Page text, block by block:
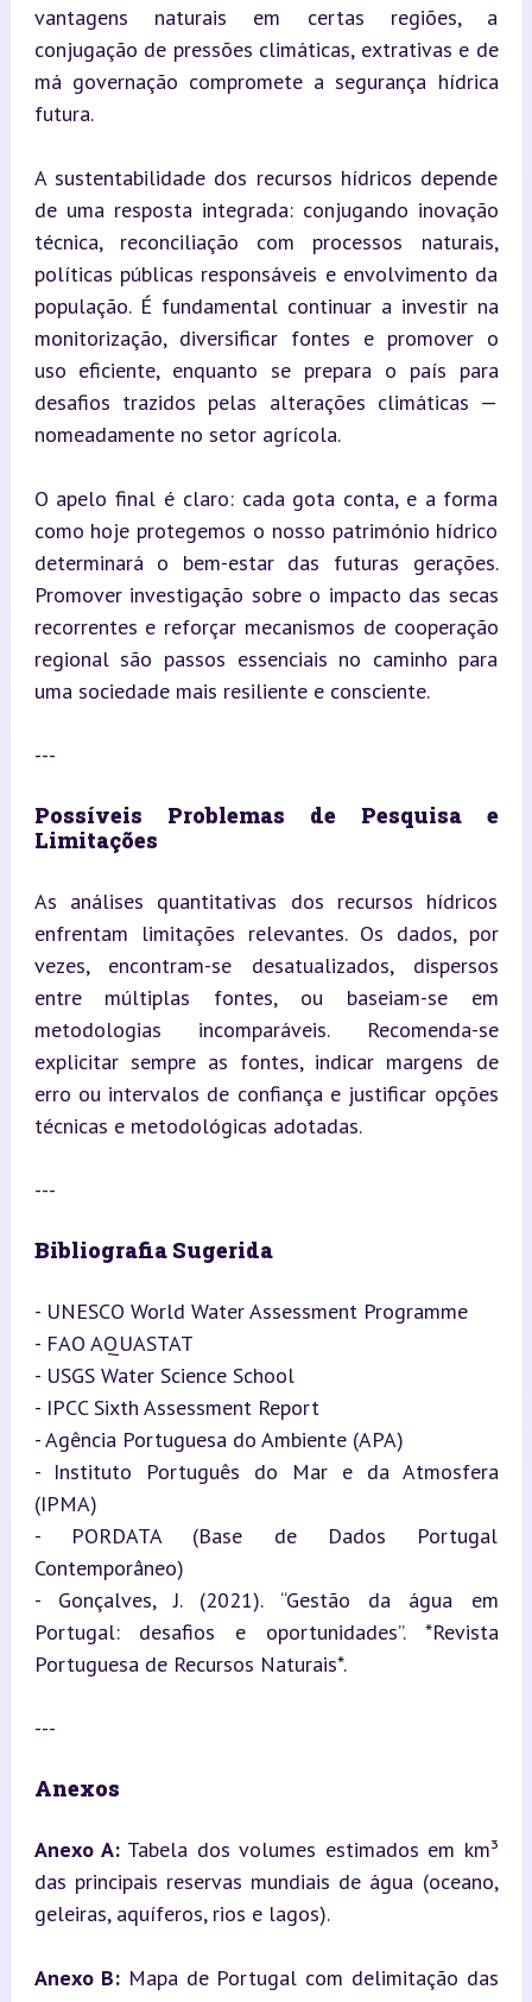
vantagens naturais em certas regiões, a
conjugação de pressões climáticas, extrativas e de
má governação compromete a segurança hídrica
futura.
A sustentabilidade dos recursos hídricos depende
de uma resposta integrada: conjugando inovação
técnica, reconciliação com processos naturais,
políticas públicas responsáveis e envolvimento da
população. É fundamental continuar a investir na
monitorização, diversificar fontes e promover o
uso eficiente, enquanto se prepara o país para
desafios trazidos pelas alterações climáticas —
nomeadamente no setor agrícola.
O apelo final é claro: cada gota conta, e a forma
como hoje protegemos o nosso património hídrico
determinará o bem-estar das futuras gerações.
Promover investigação sobre o impacto das secas
recorrentes e reforçar mecanismos de cooperação
regional são passos essenciais no caminho para
uma sociedade mais resiliente e consciente.
---
Possíveis Problemas de Pesquisa e
Limitações
As análises quantitativas dos recursos hídricos
enfrentam limitações relevantes. Os dados, por
vezes, encontram-se desatualizados, dispersos
entre múltiplas fontes, ou baseiam-se em
metodologias incomparáveis. Recomenda-se
explicitar sempre as fontes, indicar margens de
erro ou intervalos de confiança e justificar opções
técnicas e metodológicas adotadas.
---
Bibliografia Sugerida
- UNESCO World Water Assessment Programme
- FAO AQUASTAT
- USGS Water Science School
- IPCC Sixth Assessment Report
- Agência Portuguesa do Ambiente (APA)
- Instituto Português do Mar e da Atmosfera
(IPMA)
- PORDATA (Base de Dados Portugal
Contemporâneo)
- Gonçalves, J. (2021). “Gestão da água em
Portugal: desafios e oportunidades”. *Revista
Portuguesa de Recursos Naturais*.
---
Anexos
Anexo A: Tabela dos volumes estimados em km³
das principais reservas mundiais de água (oceano,
geleiras, aquíferos, rios e lagos).
Anexo B: Mapa de Portugal com delimitação das